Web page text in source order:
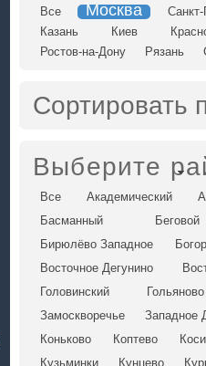
Все Москва
Санкт-
Казань
Киев
Ростов-на-Дону
Рязань
Сортировать
Выберите
Все Академический
Басманный
Беговой
Бирюлёво Западное
Восточное Дегунино
Головинский
Гольяново
Замоскворечье
Западное
Коньково
Коптево
Кузьминки
Кунцево